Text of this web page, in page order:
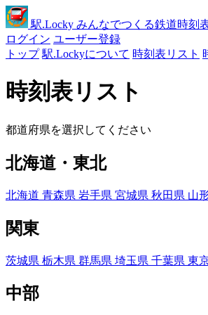
駅.Locky みんなでつくる鉄道時刻
ログイン ユーザー登録
トップ 駅.Lockyについて 時刻表リスト
時刻表リスト
都道府県を選択してください
北海道・東北
北海道 青森県 岩手県 宮城県 秋田県 山
関東
茨城県 栃木県 群馬県 埼玉県 千葉県 東
中部